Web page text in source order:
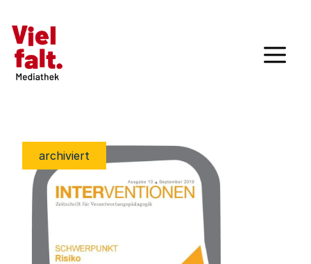
archiviert